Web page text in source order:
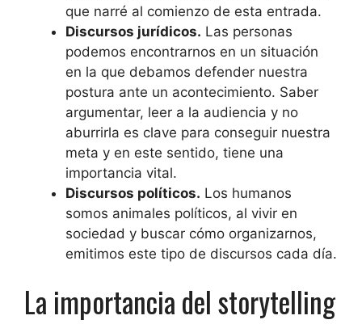
que narré al comienzo de esta entrada.
Discursos jurídicos. Las personas
podemos encontrarnos en un situación
en la que debamos defender nuestra
postura ante un acontecimiento. Saber
argumentar, leer a la audiencia y no
aburrirla es clave para conseguir nuestra
meta y en este sentido, tiene una
importancia vital.
Discursos políticos. Los humanos
somos animales políticos, al vivir en
sociedad y buscar cómo organizarnos,
emitimos este tipo de discursos cada día.
La importancia del storytelling